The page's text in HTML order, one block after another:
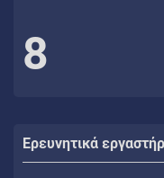
8
Ερευνητικά